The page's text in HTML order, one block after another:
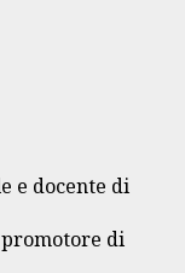
e docente di
di